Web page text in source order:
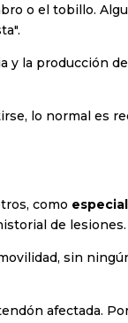
o el tobillo.
y la producción de
lo normal es
como
de lesiones.
sin
afectada.